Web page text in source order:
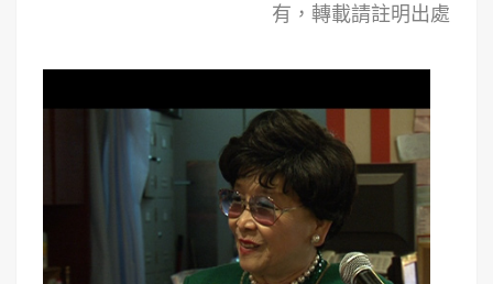
有，轉載請註明出處